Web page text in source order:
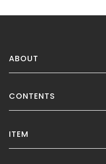
ABOUT
CONTENTS
ITEM